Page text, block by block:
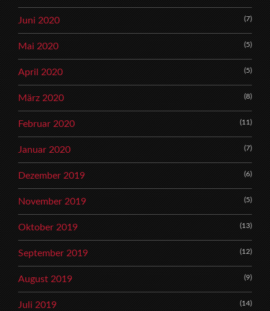
Juni 2020 (7)
Mai 2020 (5)
April 2020 (5)
März 2020 (8)
Februar 2020 (11)
Januar 2020 (7)
Dezember 2019 (6)
November 2019 (5)
Oktober 2019 (13)
September 2019 (12)
August 2019 (9)
Juli 2019 (14)